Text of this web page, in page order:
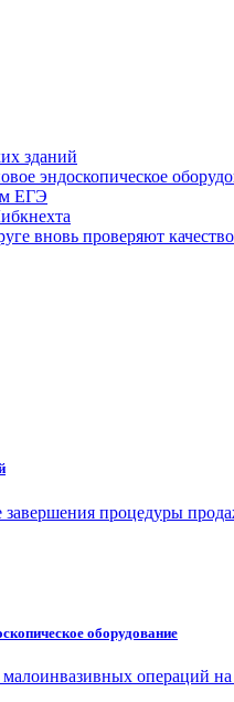
зданий
эндоскопическое
ЕГЭ
вновь проверяют
процедуры
оборудование
малоинвазивных